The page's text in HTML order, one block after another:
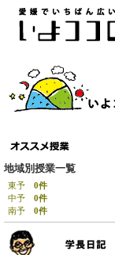
地域別授業一覧
東予 0件
中予 0件
南予 0件